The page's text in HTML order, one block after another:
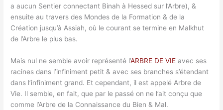
a aucun Sentier connectant Binah à Hessed sur l’Arbre), &
ensuite au travers des Mondes de la Formation & de la
Création jusqu’à Assiah, où le courant se termine en Malkhut
de l’Arbre le plus bas.
Mais nul ne semble avoir représenté l’ARBRE DE VIE avec ses
racines dans l’infiniment petit & avec ses branches s’étendant
dans l’infiniment grand. Et cependant, il est appelé Arbre de
Vie. Il semble, en fait, que par le passé on ne l’ait conçu que
comme l’Arbre de la Connaissance du Bien & Mal.